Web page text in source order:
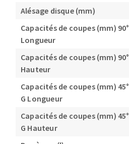
Alésage disque (mm)
Capacités de coupes (mm) 90°
Longueur
Capacités de coupes (mm) 90°
Hauteur
Capacités de coupes (mm) 45°
G Longueur
Capacités de coupes (mm) 45°
G Hauteur